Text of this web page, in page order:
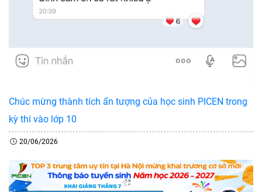
Chúc mừng thành tích ấn tượng của học sinh PICEN trong
kỳ thi vào lớp 10
20/06/2026